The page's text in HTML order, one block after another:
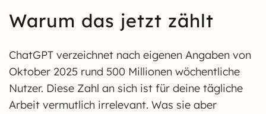
Warum das jetzt zählt
ChatGPT verzeichnet nach eigenen Angaben von
Oktober 2025 rund 500 Millionen wöchentliche
Nutzer. Diese Zahl an sich ist für deine tägliche
Arbeit vermutlich irrelevant. Was sie aber